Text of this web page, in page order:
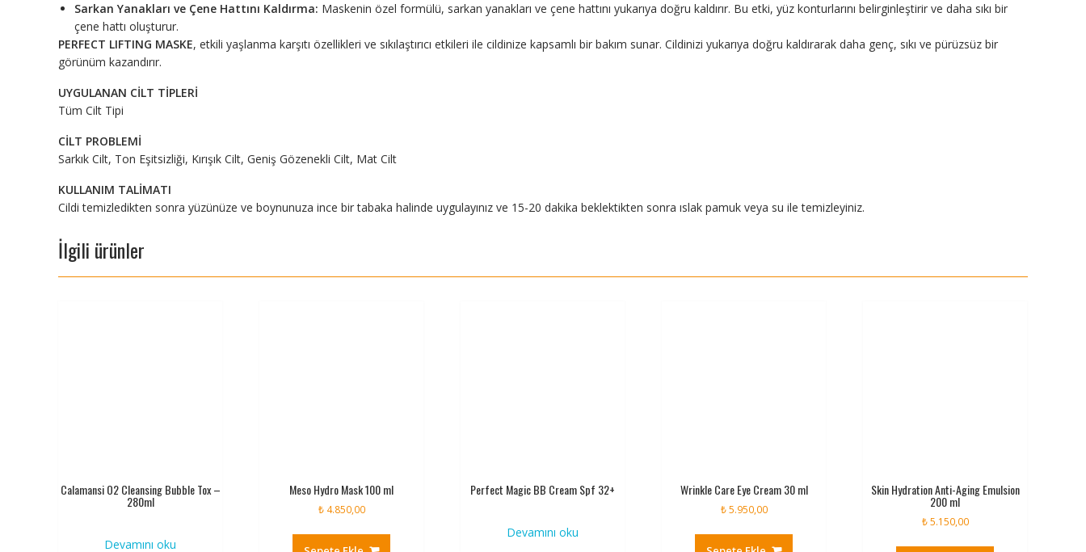
Sarkan Yanakları ve Çene Hattını Kaldırma: Maskenin özel formülü, sarkan yanakları ve çene hattını yukarıya doğru kaldırır. Bu etki, yüz konturlarını belirginleştirir ve daha sıkı bir
çene hattı oluşturur.
PERFECT LIFTING MASKE, etkili yaşlanma karşıtı özellikleri ve sıkılaştırıcı etkileri ile cildinize kapsamlı bir bakım sunar. Cildinizi yukarıya doğru kaldırarak daha genç, sıkı ve pürüzsüz bir
görünüm kazandırır.
UYGULANAN CİLT TİPLERİ
Tüm Cilt Tipi
CİLT PROBLEMİ
Sarkık Cilt, Ton Eşitsizliği, Kırışık Cilt, Geniş Gözenekli Cilt, Mat Cilt
KULLANIM TALİMATI
Cildi temizledikten sonra yüzünüze ve boynunuza ince bir tabaka halinde uygulayınız ve 15-20 dakika beklektikten sonra ıslak pamuk veya su ile temizleyiniz.
İlgili ürünler
Calamansi O2 Cleansing Bubble Tox –
280ml
Devamını oku
Meso Hydro Mask 100 ml
₺4.850,00
Perfect Magic BB Cream Spf 32+
Devamını oku
Wrinkle Care Eye Cream 30 ml
₺5.950,00
Skin Hydration Anti-Aging Emulsion
200 ml
₺5.150,00